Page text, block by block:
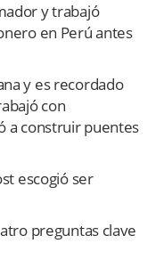
y trabajó
en Perú antes
y es recordado
con
a construir puentes
escogió ser
preguntas clave